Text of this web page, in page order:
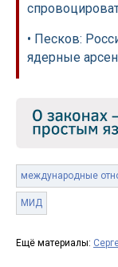
• Песков:
ядерные
международные
МИД
Ещё материалы: